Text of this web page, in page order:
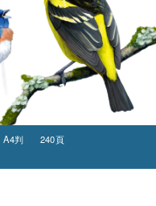
A4判
240頁